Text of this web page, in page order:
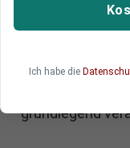
für die Kunden
grundlegend
Ich habe die